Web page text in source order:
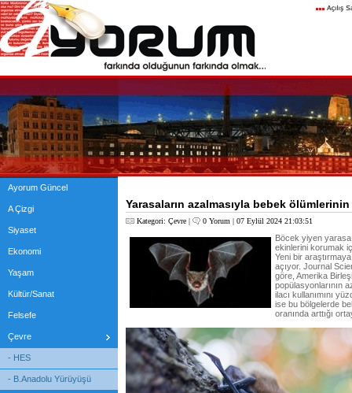
Ayorum Güncel
A Çizgi
Siyaset
Ekonomi
Yaşam
Kültür/Sanat
Felsefe
Çevre
- HES
- B.Anadolu Yürüyüşü
Yarasaların azalmasıyla bebek
Kategori: Çevre | 0 Yorum | 07 Eylül 2024 21:03:51
Böcek yiyen
ekinlerini korumak
Yeni bir
açıyor. Journal
göre, Amerika
popülasyonlarının
ilacı kullanımını
ise bu bölgelerde
oranında arttığı